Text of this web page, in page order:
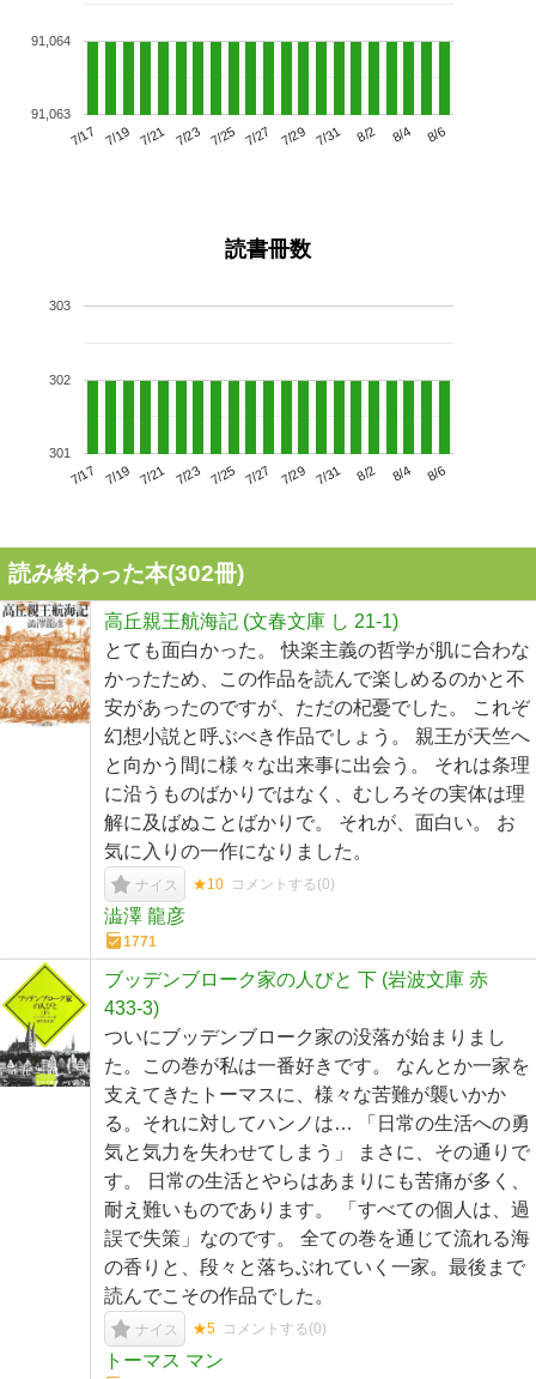
7/17 7/19 7/21 7/23 7/25 7/27 7/29 7/31 8/2 8/4 8/6
91,063
91,064
読書冊数
7/17 7/19 7/21 7/23 7/25 7/27 7/29 7/31 8/2 8/4 8/6
301
302
303
読み終わった本(302冊)
高丘親王航海記 (文春文庫 し 21-1)
とても面白かった。 快楽主義の哲学が肌に合わな
かったため、この作品を読んで楽しめるのかと不
安があったのですが、ただの杞憂でした。 これぞ
幻想小説と呼ぶべき作品でしょう。 親王が天竺へ
と向かう間に様々な出来事に出会う。 それは条理
に沿うものばかりではなく、むしろその実体は理
解に及ばぬことばかりで。 それが、面白い。 お
気に入りの一作になりました。
ナイス ★10 コメントする(0)
澁澤 龍彦
1771
ブッデンブローク家の人びと 下 (岩波文庫 赤
433-3)
ついにブッデンブローク家の没落が始まりまし
た。この巻が私は一番好きです。 なんとか一家を
支えてきたトーマスに、様々な苦難が襲いかか
る。それに対してハンノは… 「日常の生活への勇
気と気力を失わせてしまう」 まさに、その通りで
す。 日常の生活とやらはあまりにも苦痛が多く、
耐え難いものであります。 「すべての個人は、過
誤で失策」なのです。 全ての巻を通じて流れる海
の香りと、段々と落ちぶれていく一家。最後まで
読んでこその作品でした。
ナイス ★5 コメントする(0)
トーマス マン